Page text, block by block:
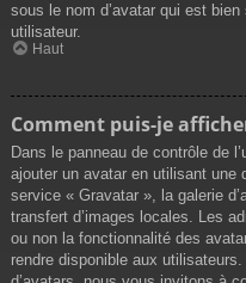
sous le nom d’avatar qui est
utilisateur.
Haut
Comment puis-je
Dans le panneau de contrôle de
ajouter un avatar en utilisant une
service « Gravatar », la galerie
transfert d’images locales. Les
ou non la fonctionnalité des
rendre disponible aux